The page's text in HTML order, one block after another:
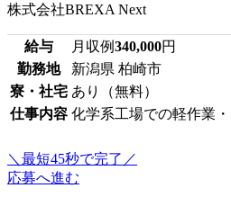
株式会社BREXA Next
給与 月収例340,000円
勤務地
新潟県 柏崎市
寮・社宅 あり（無料）
仕事内容 化学系工場での軽作業
＼最短45秒で完了／
応募へ進む